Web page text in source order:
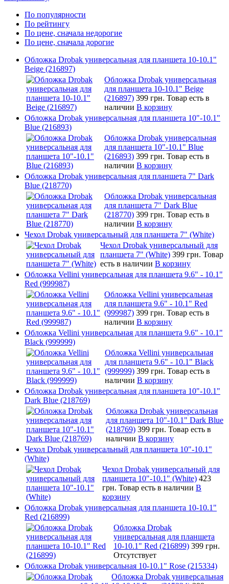
По популярности
По рейтингу
По цене, сначала недорогие
По цене, сначала дорогие
Обложка Drobak универсальная для планшета 10-10.1"
Beige (216897)
Обложка Drobak универсальная
для планшета 10-10.1" Beige
(216897) 399 грн. Товар есть в
наличии В корзину
Обложка Drobak универсальная для планшета 10"-10.1"
Blue (216893)
Обложка Drobak универсальная
для планшета 10"-10.1" Blue
(216893) 399 грн. Товар есть в
наличии В корзину
Обложка Drobak универсальная для планшета 7" Dark
Blue (218770)
Обложка Drobak универсальная
для планшета 7" Dark Blue
(218770) 399 грн. Товар есть в
наличии В корзину
Чехол Drobak универсальный для планшета 7" (White)
Чехол Drobak универсальный для
планшета 7" (White) 399 грн. Товар
есть в наличии В корзину
Обложка Vellini универсальная для планшета 9.6" - 10.1"
Red (999987)
Обложка Vellini универсальная
для планшета 9.6" - 10.1" Red
(999987) 399 грн. Товар есть в
наличии В корзину
Обложка Vellini универсальная для планшета 9.6" - 10.1"
Black (999999)
Обложка Vellini универсальная
для планшета 9.6" - 10.1" Black
(999999) 399 грн. Товар есть в
наличии В корзину
Обложка Drobak универсальная для планшета 10"-10.1"
Dark Blue (218769)
Обложка Drobak универсальная
для планшета 10"-10.1" Dark Blue
(218769) 399 грн. Товар есть в
наличии В корзину
Чехол Drobak универсальный для планшета 10"-10.1"
(White)
Чехол Drobak универсальный для
планшета 10"-10.1" (White) 423
грн. Товар есть в наличии В
корзину
Обложка Drobak универсальная для планшета 10-10.1"
Red (216899)
Обложка Drobak
универсальная для планшета
10-10.1" Red (216899) 399 грн.
Отсутствует
Обложка Drobak универсальная 10-10.1" Rose (215334)
Обложка Drobak универсальная